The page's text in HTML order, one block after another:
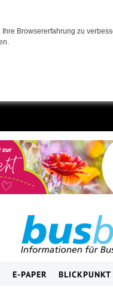
Browsererfahrung zu
E-PAPER